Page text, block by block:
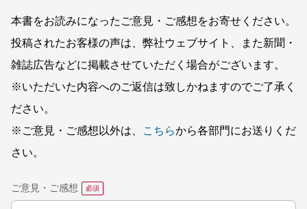
本書をお読みになったご意見・ご感想をお寄せください。
投稿されたお客様の声は、弊社ウェブサイト、また新聞・
雑誌広告などに掲載させていただく場合がございます。
※いただいた内容へのご返信は致しかねますのでご了承く
ださい。
※ご意見・ご感想以外は、
こちらから各部門にお送りくだ
さい。
ご意見・ご感想